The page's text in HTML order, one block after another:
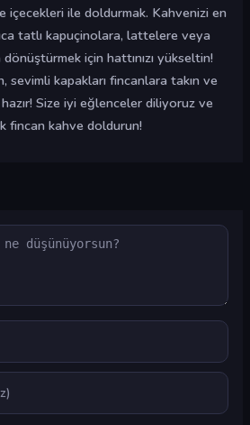
içecekleri ile doldurmak. Kahvenizi en
tatlı kapuçinolara, lattelere veya
için hattınızı yükseltin!
sevimli kapakları fincanlara takın ve
Size iyi eğlenceler diliyoruz ve
fincan kahve doldurun!